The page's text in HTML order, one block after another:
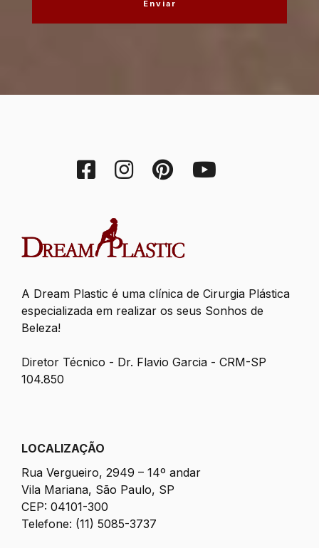
A Dream Plastic é uma clínica de Cirurgia Plástica
especializada em realizar os seus Sonhos de
Beleza!
Diretor Técnico - Dr. Flavio Garcia - CRM-SP
104.850
LOCALIZAÇÃO
Rua Vergueiro, 2949 – 14º andar
Vila Mariana, São Paulo, SP
CEP: 04101-300
Telefone: (11) 5085-3737